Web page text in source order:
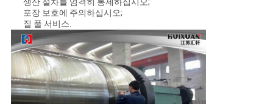
생산 절차를 엄격히 통제하십시오;
포장 보호에 주의하십시오;
질 풀 서비스.